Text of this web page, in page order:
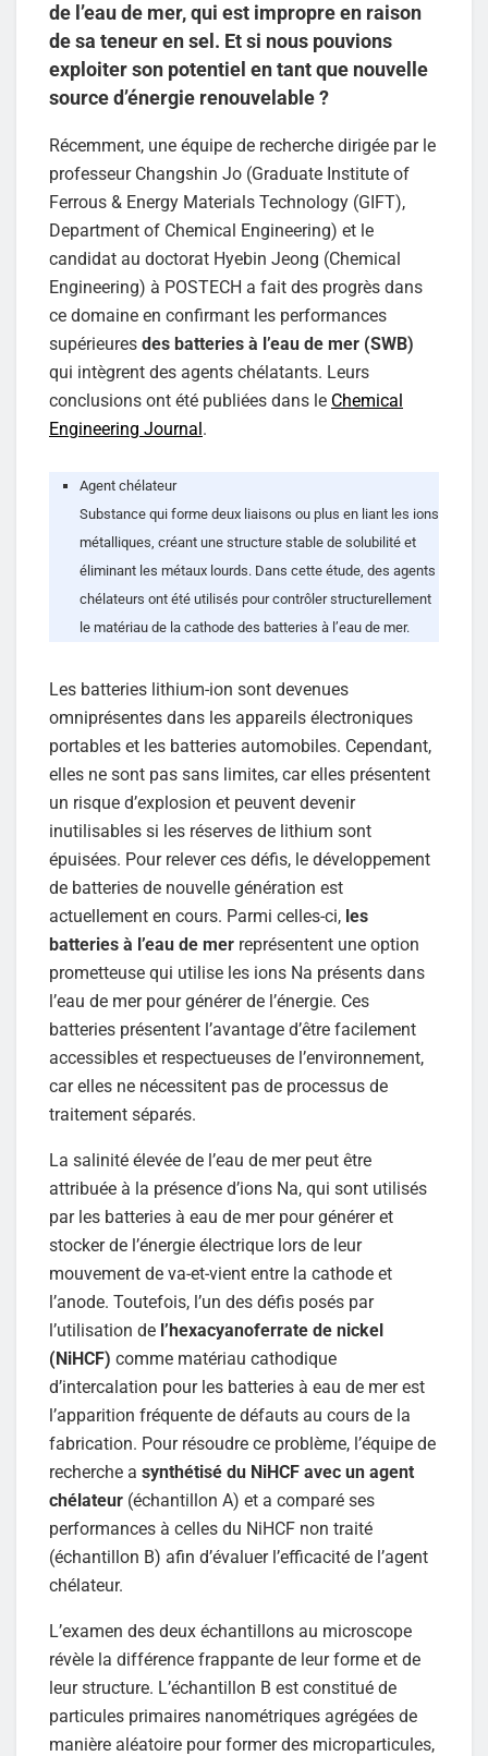
de l’eau de mer, qui est impropre en raison
de sa teneur en sel. Et si nous pouvions
exploiter son potentiel en tant que nouvelle
source d’énergie renouvelable ?
Récemment, une équipe de recherche dirigée par le
professeur Changshin Jo (Graduate Institute of
Ferrous & Energy Materials Technology (GIFT),
Department of Chemical Engineering) et le
candidat au doctorat Hyebin Jeong (Chemical
Engineering) à POSTECH a fait des progrès dans
ce domaine en confirmant les performances
supérieures des batteries à l’eau de mer (SWB)
qui intègrent des agents chélatants. Leurs
conclusions ont été publiées dans le Chemical
Engineering Journal .
Agent chélateur
Substance qui forme deux liaisons ou plus en liant les ions
métalliques, créant une structure stable de solubilité et
éliminant les métaux lourds. Dans cette étude, des agents
chélateurs ont été utilisés pour contrôler structurellement
le matériau de la cathode des batteries à l’eau de mer.
Les batteries lithium-ion sont devenues
omniprésentes dans les appareils électroniques
portables et les batteries automobiles. Cependant,
elles ne sont pas sans limites, car elles présentent
un risque d’explosion et peuvent devenir
inutilisables si les réserves de lithium sont
épuisées. Pour relever ces défis, le développement
de batteries de nouvelle génération est
actuellement en cours. Parmi celles-ci, les
batteries à l’eau de mer représentent une option
prometteuse qui utilise les ions Na présents dans
l’eau de mer pour générer de l’énergie. Ces
batteries présentent l’avantage d’être facilement
accessibles et respectueuses de l’environnement,
car elles ne nécessitent pas de processus de
traitement séparés.
La salinité élevée de l’eau de mer peut être
attribuée à la présence d’ions Na, qui sont utilisés
par les batteries à eau de mer pour générer et
stocker de l’énergie électrique lors de leur
mouvement de va-et-vient entre la cathode et
l’anode. Toutefois, l’un des défis posés par
l’utilisation de l’hexacyanoferrate de nickel
(NiHCF) comme matériau cathodique
d’intercalation pour les batteries à eau de mer est
l’apparition fréquente de défauts au cours de la
fabrication. Pour résoudre ce problème, l’équipe de
recherche a synthétisé du NiHCF avec un agent
chélateur (échantillon A) et a comparé ses
performances à celles du NiHCF non traité
(échantillon B) afin d’évaluer l’efficacité de l’agent
chélateur.
L’examen des deux échantillons au microscope
révèle la différence frappante de leur forme et de
leur structure. L’échantillon B est constitué de
particules primaires nanométriques agrégées de
manière aléatoire pour former des microparticules,